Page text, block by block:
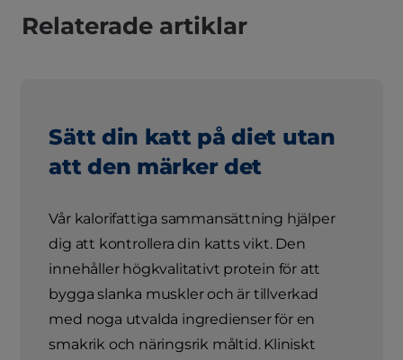
Relaterade artiklar
Sätt din katt på diet utan
att den märker det
Vår kalorifattiga sammansättning hjälper
dig att kontrollera din katts vikt. Den
innehåller högkvalitativt protein för att
bygga slanka muskler och är tillverkad
med noga utvalda ingredienser för en
smakrik och näringsrik måltid. Kliniskt